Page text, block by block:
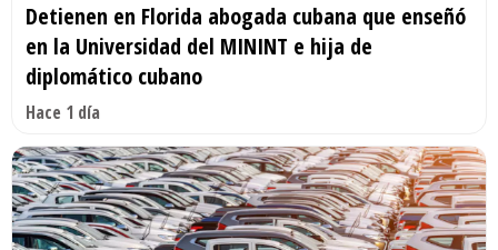
Detienen en Florida abogada cubana que enseñó
en la Universidad del MININT e hija de
diplomático cubano
Hace 1 día